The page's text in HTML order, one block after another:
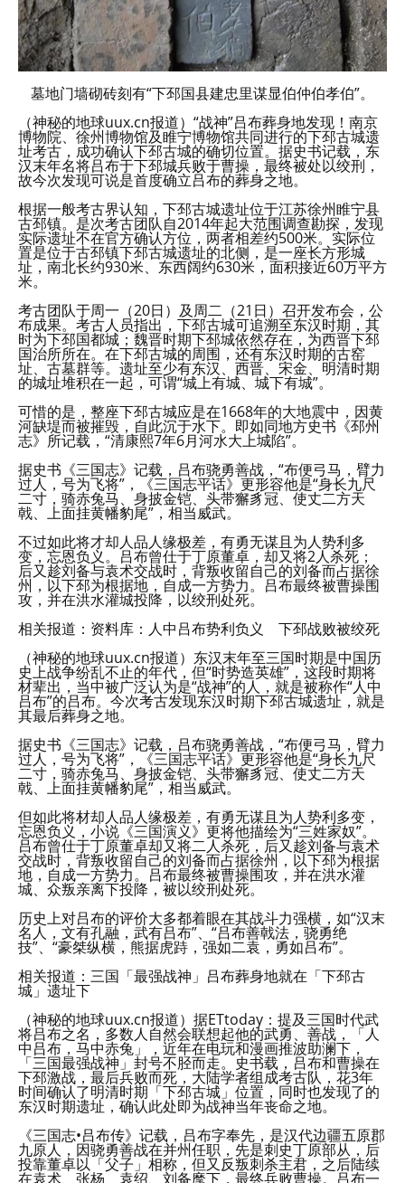
墓地门墙砌砖刻有“下邳国县建忠里谋显伯仲伯孝伯”。
（神秘的地球uux.cn报道）“战神”吕布葬身地发现！南京
博物院、徐州博物馆及睢宁博物馆共同进行的下邳古城遗
址考古，成功确认下邳古城的确切位置。据史书记载，东
汉末年名将吕布于下邳城兵败于曹操，最终被处以绞刑，
故今次发现可说是首度确立吕布的葬身之地。
根据一般考古界认知，下邳古城遗址位于江苏徐州睢宁县
古邳镇。是次考古团队自2014年起大范围调查勘探，发现
实际遗址不在官方确认方位，两者相差约500米。实际位
置是位于古邳镇下邳古城遗址的北侧，是一座长方形城
址，南北长约930米、东西阔约630米，面积接近60万平方
米。
考古团队于周一（20日）及周二（21日）召开发布会，公
布成果。考古人员指出，下邳古城可追溯至东汉时期，其
时为下邳国都城；魏晋时期下邳城依然存在，为西晋下邳
国治所所在。在下邳古城的周围，还有东汉时期的古窑
址、古墓群等。遗址至少有东汉、西晋、宋金、明清时期
的城址堆积在一起，可谓“城上有城、城下有城”。
可惜的是，整座下邳古城应是在1668年的大地震中，因黄
河缺堤而被摧毁，自此沉于水下。即如同地方史书《邳州
志》所记载，“清康熙7年6月河水大上城陷”。
据史书《三国志》记载，吕布骁勇善战，“布便弓马，臂力
过人，号为飞将”，《三国志平话》更形容他是“身长九尺
二寸，骑赤兔马、身披金铠、头带獬豸冠、使丈二方天
戟、上面挂黄幡豹尾”，相当威武。
不过如此将才却人品人缘极差，有勇无谋且为人势利多
变，忘恩负义。吕布曾仕于丁原董卓，却又将2人杀死；
后又趁刘备与袁术交战时，背叛收留自己的刘备而占据徐
州，以下邳为根据地，自成一方势力。吕布最终被曹操围
攻，并在洪水灌城投降，以绞刑处死。
相关报道：资料库：人中吕布势利负义 下邳战败被绞死
（神秘的地球uux.cn报道）东汉末年至三国时期是中国历
史上战争纷乱不止的年代，但“时势造英雄”，这段时期将
材辈出，当中被广泛认为是“战神”的人，就是被称作“人中
吕布”的吕布。今次考古发现东汉时期下邳古城遗址，就是
其最后葬身之地。
据史书《三国志》记载，吕布骁勇善战，“布便弓马，臂力
过人，号为飞将”，《三国志平话》更形容他是“身长九尺
二寸，骑赤兔马、身披金铠、头带獬豸冠、使丈二方天
戟、上面挂黄幡豹尾”，相当威武。
但如此将材却人品人缘极差，有勇无谋且为人势利多变，
忘恩负义，小说《三国演义》更将他描绘为“三姓家奴”。
吕布曾仕于丁原董卓却又将二人杀死，后又趁刘备与袁术
交战时，背叛收留自己的刘备而占据徐州，以下邳为根据
地，自成一方势力。吕布最终被曹操围攻，并在洪水灌
城、众叛亲离下投降，被以绞刑处死。
历史上对吕布的评价大多都着眼在其战斗力强横，如“汉末
名人，文有孔融，武有吕布”、“吕布善戟法，骁勇绝
技”、“豪桀纵横，熊据虎跱，强如二袁，勇如吕布”。
相关报道：三国「最强战神」吕布葬身地就在「下邳古
城」遗址下
（神秘的地球uux.cn报道）据ETtoday：提及三国时代武
将吕布之名，多数人自然会联想起他的武勇、善战，「人
中吕布，马中赤兔」，近年在电玩和漫画推波助澜下，
「三国最强战神」封号不胫而走。史书载，吕布和曹操在
下邳激战，最后兵败而死，大陆学者组成考古队，花3年
时间确认了明清时期「下邳古城」位置，同时也发现了的
东汉时期遗址，确认此处即为战神当年丧命之地。
《三国志•吕布传》记载，吕布字奉先，是汉代边疆五原郡
九原人，因骁勇善战在并州任职，先是刺史丁原部从，后
投靠董卓以「父子」相称，但又反叛刺杀主君，之后陆续
在袁术、张杨、袁绍、刘备麾下，最终兵败曹操。吕布一